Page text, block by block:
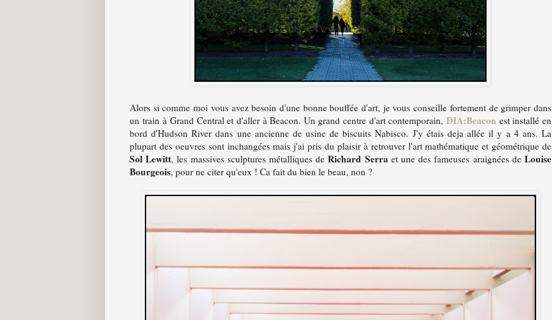
Alors si comme moi vous avez besoin d'une bonne bouffée d'art, je vous conseille fortement de grimper dans
un train à Grand Central et d'aller à Beacon. Un grand centre d'art contemporain,DIA:Beacon est installé en
bord d'Hudson River dans une ancienne de usine de biscuits Nabisco. J'y étais deja allée il y a 4 ans. La
plupart des oeuvres sont inchangées mais j'ai pris du plaisir à retrouver l'art mathématique et géométrique de
Sol Lewitt, les massives sculptures métalliques deRichard Serraet une des fameuses araignées deLouise
Bourgeois, pour ne citer qu'eux ! Ca fait du bien le beau, non ?